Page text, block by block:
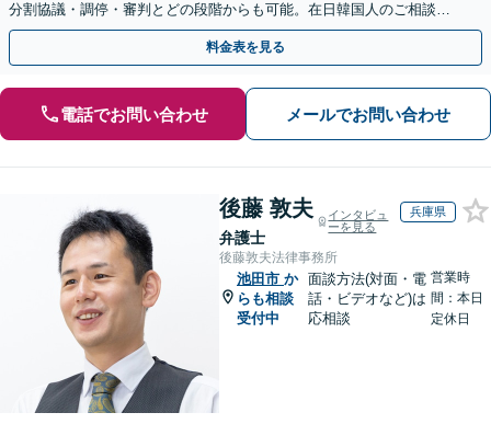
分割協議・調停・審判とどの段階からも可能。在日韓国人のご相談も
対応しております【休日・夜間相談可】
料金表を見る
電話でお問い合わせ メールでお問い合わせ
後藤 敦夫
弁護士
インタビュ
ーを見る
兵庫県
後藤敦夫法律事務所
池田市 か
らも相談
受付中
面談方法(対面・電
話・ビデオなど)は
応相談
営業時
間：本日
定休日